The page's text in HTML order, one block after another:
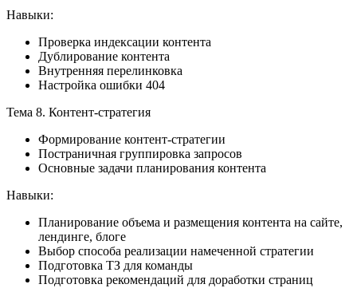
Навыки:
Проверка индексации контента
Дублирование контента
Внутренняя перелинковка
Настройка ошибки 404
Тема 8. Контент-стратегия
Формирование контент-стратегии
Постраничная группировка запросов
Основные задачи планирования контента
Навыки:
Планирование объема и размещения контента на сайте,
лендинге, блоге
Выбор способа реализации намеченной стратегии
Подготовка ТЗ для команды
Подготовка рекомендаций для доработки страниц